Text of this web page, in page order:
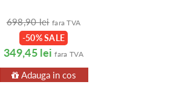
698,90 lei fara TVA
-50% SALE
349,45 lei fara TVA
Adauga in cos